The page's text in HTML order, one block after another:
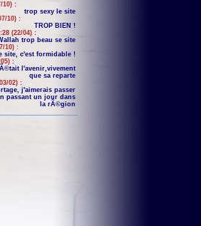
10) :
trop sexy le site
10) :
TROP BIEN !
(22/04) :
trop beau se site
10) :
site, c'est formidable !
:
l'avenir,vivement
que sa reparte
02) :
j'aimerais passer
passant un jour dans
la rÃ©gion